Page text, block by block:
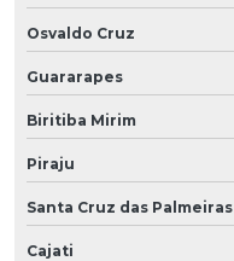
Osvaldo Cruz
Guararapes
Biritiba Mirim
Piraju
Santa Cruz das Palmeiras
Cajati